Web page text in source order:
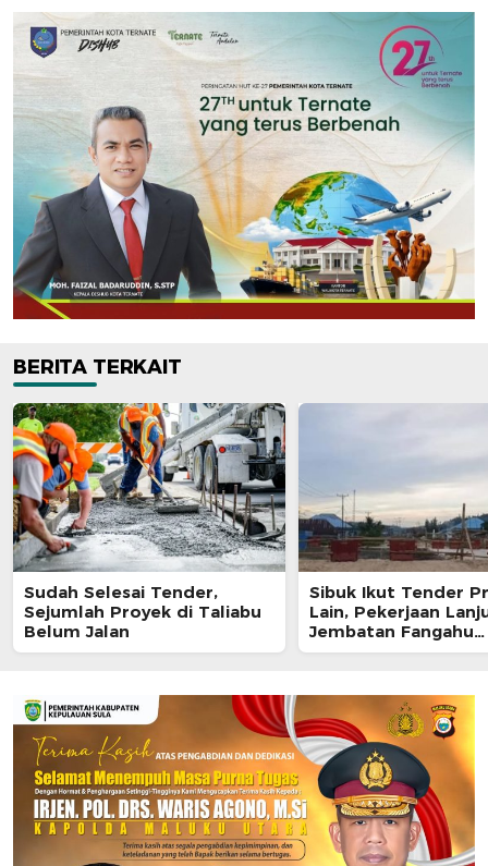
BERITA TERKAIT
Sudah Selesai Tender,
Sejumlah Proyek di Taliabu
Belum Jalan
Sibuk Ikut Tender
Lain, Pekerjaan
Jembatan Fangahu
Terbengkalai